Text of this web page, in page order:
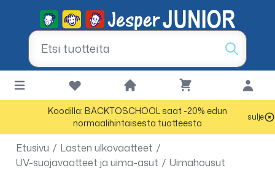
Koodilla: BACKTOSCHOOL saat -20% edun
normaalihintaisesta tuotteesta
sulje
Etusivu / Lasten ulkovaatteet /
UV-suojavaatteet ja uima-asut / Uimahousut